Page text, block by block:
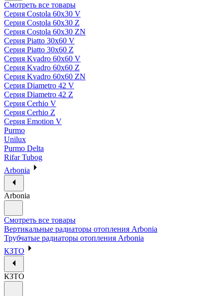
Смотреть все товары
Серия Costola 60х30 V
Серия Costola 60х30 Z
Серия Costola 60х30 ZN
Серия Piatto 30х60 V
Серия Piatto 30х60 Z
Серия Kvadro 60х60 V
Серия Kvadro 60х60 Z
Серия Kvadro 60х60 ZN
Серия Diametro 42 V
Серия Diametro 42 Z
Серия Cerhio V
Серия Cerhio Z
Серия Emotion V
Purmo
Unilux
Purmo Delta
Rifar Tubog
Arbonia
Arbonia
Смотреть все товары
Вертикальные радиаторы отопления Arbonia
Трубчатые радиаторы отопления Arbonia
КЗТО
КЗТО